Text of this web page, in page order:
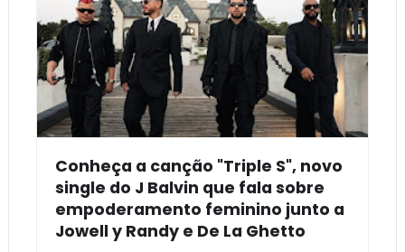
Conheça a canção "Triple S", novo
single do J Balvin que fala sobre
empoderamento feminino junto a
Jowell y Randy e De La Ghetto